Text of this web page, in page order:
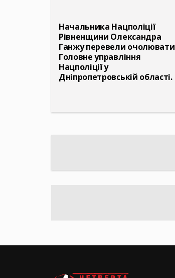
Начальника Нацполіції
Рівненщини Олександра
Ганжу перевели очолювати
Головне управління
Нацполіції у
Дніпропетровській області.